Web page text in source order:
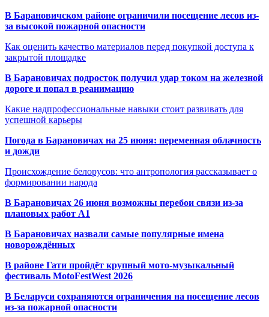
В Барановичском районе ограничили посещение лесов из-
за высокой пожарной опасности
Как оценить качество материалов перед покупкой доступа к
закрытой площадке
В Барановичах подросток получил удар током на железной
дороге и попал в реанимацию
Какие надпрофессиональные навыки стоит развивать для
успешной карьеры
Погода в Барановичах на 25 июня: переменная облачность
и дожди
Происхождение белорусов: что антропология рассказывает о
формировании народа
В Барановичах 26 июня возможны перебои связи из-за
плановых работ A1
В Барановичах назвали самые популярные имена
новорождённых
В районе Гати пройдёт крупный мото-музыкальный
фестиваль MotoFestWest 2026
В Беларуси сохраняются ограничения на посещение лесов
из-за пожарной опасности